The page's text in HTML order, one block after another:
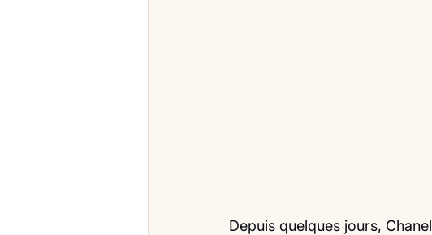
Depuis quelques jours,